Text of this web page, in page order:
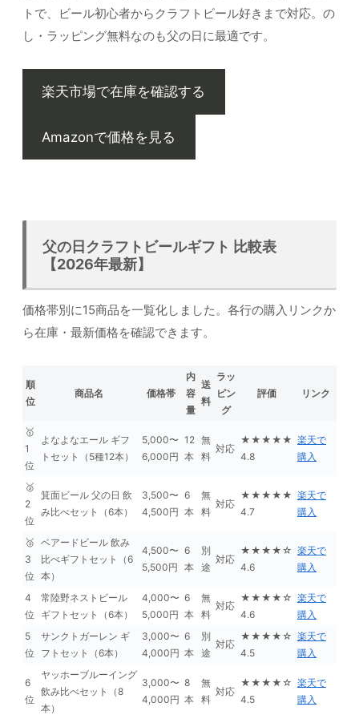
トで、ビール初心者からクラフトビール好きまで対応。の
し・ラッピング無料なのも父の日に最適です。
楽天市場で在庫を確認する
Amazonで価格を見る
父の日クラフトビールギフト 比較表
【2026年最新】
価格帯別に15商品を一覧化しました。各行の購入リンクか
ら在庫・最新価格を確認できます。
順
位
商品名 価格帯
内
容
量
送
料
ラッ
ピン
グ
評価 リンク
🥇
1
位
よなよなエール ギフ
トセット（5種12本）
5,000〜
6,000円
12
本
無
料
対応
★★★★★
4.8
楽天で
購入
🥈
2
位
箕面ビール 父の日 飲
み比べセット（6本）
3,500〜
4,500円
6
本
無
料
対応
★★★★★
4.7
楽天で
購入
🥉
3
位
ベアードビール 飲み
比べギフトセット（6
本）
4,500〜
5,500円
6
本
別
途
対応
★★★★☆
4.6
楽天で
購入
4
位
常陸野ネストビール
ギフトセット（6本）
4,000〜
5,000円
6
本
無
料
対応
★★★★☆
4.6
楽天で
購入
5
位
サンクトガーレン ギ
フトセット（6本）
3,000〜
4,000円
6
本
別
途
対応
★★★★☆
4.5
楽天で
購入
6
位
ヤッホーブルーイング
飲み比べセット（8
本）
3,000〜
4,000円
8
本
無
料
対応
★★★★☆
4.5
楽天で
購入